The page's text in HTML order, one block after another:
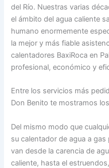
del Río. Nuestras varias
el ámbito del agua caliente
humano enormemente
la mejor y más fiable
calentadores BaxiRoca en
profesional, económico y
Entre los servicios más
Don Benito te mostramos
Del mismo modo que
su calentador de agua a
van desde la carencia de
caliente, hasta el